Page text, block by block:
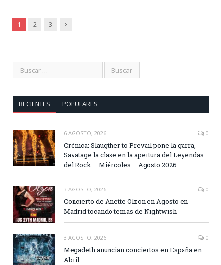
1 2 3 Siguiente
RECIENTES POPULARES
6 AGOSTO, 2026 0
Crónica: Slaugther to Prevail pone la garra,
Savatage la clase en la apertura del Leyendas
del Rock – Miércoles – Agosto 2026
3 AGOSTO, 2026 0
Concierto de Anette Olzon en Agosto en
Madrid tocando temas de Nightwish
3 AGOSTO, 2026 0
Megadeth anuncian conciertos en España en
Abril